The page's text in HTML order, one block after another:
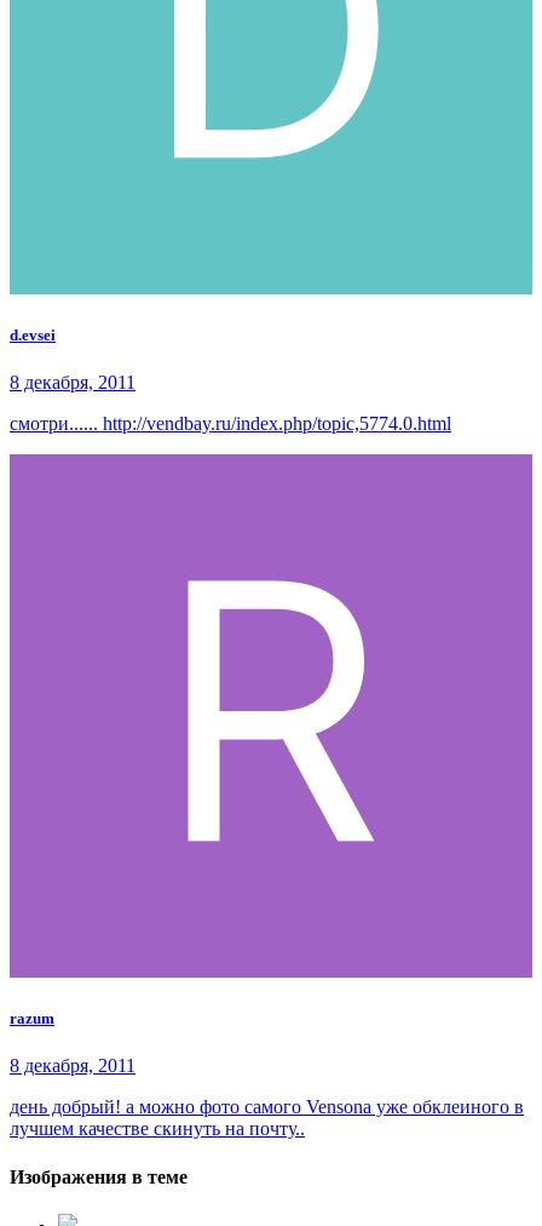
d.evsei
8 декабря, 2011
смотри...... http://vendbay.ru/index.php/topic,5774.0.html
razum
8 декабря, 2011
день добрый! а можно фото самого Vensona уже обклеиного в
лучшем качестве скинуть на почту..
Изображения в теме